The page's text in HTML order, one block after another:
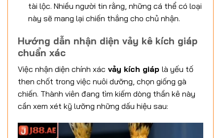
tài lộc. Nhiều người tin rằng, những cá thể có loại
này sẽ mang lại chiến thắng cho chủ nhận.
Hướng dẫn nhận diện vảy kê kích giáp
chuẩn xác
Việc nhận diện chính xác vảy kích giáp là yếu tố
then chốt trong việc nuôi dưỡng, chọn giống gà
chiến. Thành viên đang tìm kiếm dòng thần kê này
cần xem xét kỹ lưỡng những dấu hiệu sau: